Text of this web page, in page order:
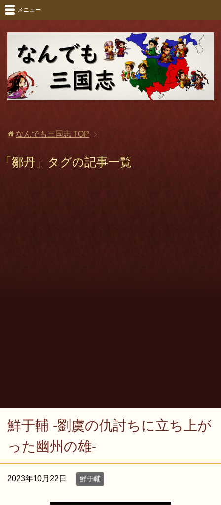
メニュー
なんでも三国志 TOP
「鄒丹」タグの記事一覧
鮮于輔 -劉虞の仇討ちに立ち上が
った幽州の雄-
2023年10月22日 鮮于輔